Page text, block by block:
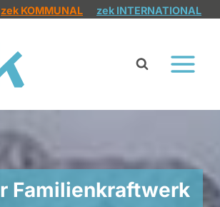
zek KOMMUNAL zek INTERNATIONAL
Familienkraftwerk